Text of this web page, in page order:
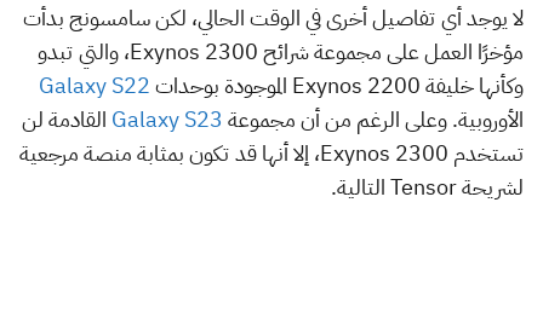
لا يوجد أي تفاصيل أخرى في الوقت الحالي، لكن سامسونج بدأت
مؤخرًا العمل على مجموعة شرائح Exynos 2300، والتي تبدو
وكأنها خليفة Exynos 2200 الموجودة بوحدات
Galaxy S22
الأوروبية. وعلى الرغم من أن مجموعة Galaxy S23 القادمة لن
تستخدم Exynos 2300، إلا أنها قد تكون بمثابة منصة مرجعية
لشريحة Tensor التالية.